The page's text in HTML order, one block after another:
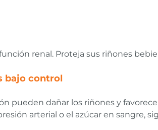
renal. Proteja sus riñones
bajo control
pueden dañar los riñones y
arterial o el azúcar en sangre,